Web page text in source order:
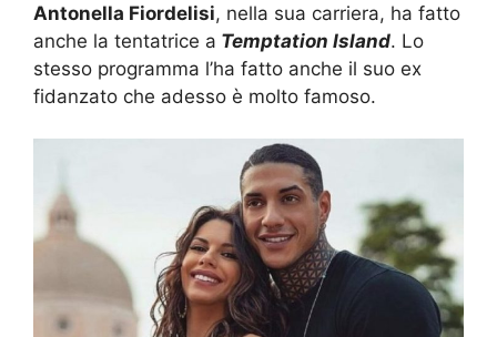
Antonella Fiordelisi, nella sua carriera, ha fatto
anche la tentatrice a Temptation Island. Lo
stesso programma l’ha fatto anche il suo ex
fidanzato che adesso è molto famoso.